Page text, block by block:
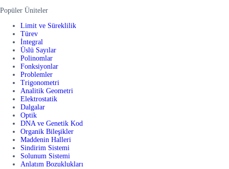
Popüler Üniteler
Limit ve Süreklilik
Türev
İntegral
Üslü Sayılar
Polinomlar
Fonksiyonlar
Problemler
Trigonometri
Analitik Geometri
Elektrostatik
Dalgalar
Optik
DNA ve Genetik Kod
Organik Bileşikler
Maddenin Halleri
Sindirim Sistemi
Solunum Sistemi
Anlatım Bozuklukları